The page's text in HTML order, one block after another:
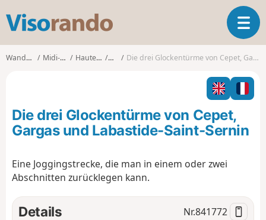
s
o
T
o
g
l
n
v
o
Wanderungen Midi-Pyrénées Haute-Garonne CépetDie drei Glockentürme von Cepet, Gargas und Labastide-Saint-Sernin
Die drei Glockentürme von Cepet,
Gargas und Labastide-Saint-Sernin
Eine Joggingstrecke, die man in einem oder zwei
Abschnitten zurücklegen kann.
Details Nr.841772